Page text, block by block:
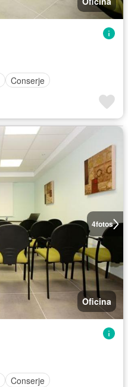
Conserje
4fotos
Oficina
Conserje